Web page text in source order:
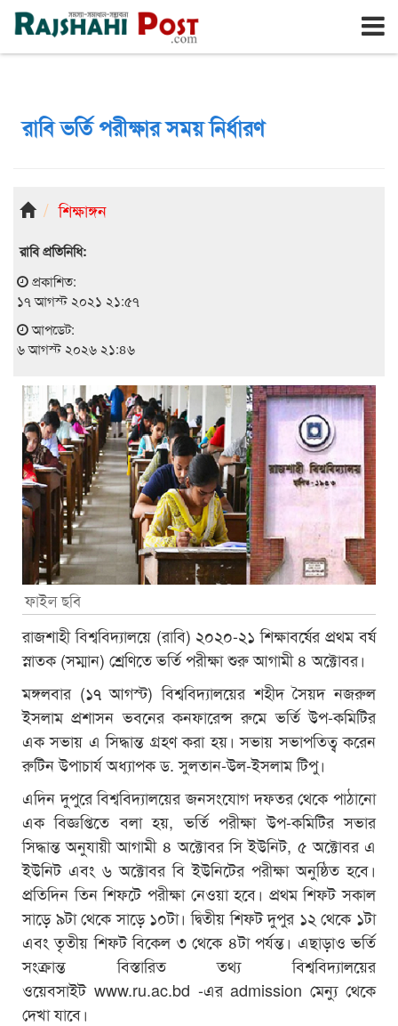
রাজশাহী বৃহঃস্পতিবার, ৬ই আগস্ট ২০২৬, ২৩শে শ্রাবণ ১৪৩৩
রাবি ভর্তি পরীক্ষার সময় নির্ধারণ
শিক্ষাঙ্গন
রাবি প্রতিনিধি:
প্রকাশিত:
১৭ আগস্ট ২০২১ ২১:৫৭
আপডেট:
৬ আগস্ট ২০২৬ ২১:৪৬
ফাইল ছবি
রাজশাহী বিশ্ববিদ্যালয়ে (রাবি) ২০২০-২১ শিক্ষাবর্ষের প্রথম বর্ষ
স্নাতক (সম্মান) শ্রেণিতে ভর্তি পরীক্ষা শুরু আগামী ৪ অক্টোবর।
মঙ্গলবার (১৭ আগস্ট) বিশ্ববিদ্যালয়ের শহীদ সৈয়দ নজরুল
ইসলাম প্রশাসন ভবনের কনফারেন্স রুমে ভর্তি উপ-কমিটির
এক সভায় এ সিদ্ধান্ত গ্রহণ করা হয়। সভায় সভাপতিত্ব করেন
রুটিন উপাচার্য অধ্যাপক ড. সুলতান-উল-ইসলাম টিপু।
এদিন দুপুরে বিশ্ববিদ্যালয়ের জনসংযোগ দফতর থেকে পাঠানো
এক বিজ্ঞপ্তিতে বলা হয়, ভর্তি পরীক্ষা উপ-কমিটির সভার
সিদ্ধান্ত অনুযায়ী আগামী ৪ অক্টোবর সি ইউনিট, ৫ অক্টোবর এ
ইউনিট এবং ৬ অক্টোবর বি ইউনিটের পরীক্ষা অনুষ্ঠিত হবে।
প্রতিদিন তিন শিফটে পরীক্ষা নেওয়া হবে। প্রথম শিফট সকাল
সাড়ে ৯টা থেকে সাড়ে ১০টা। দ্বিতীয় শিফট দুপুর ১২ থেকে ১টা
এবং তৃতীয় শিফট বিকেল ৩ থেকে ৪টা পর্যন্ত। এছাড়াও ভর্তি
সংক্রান্ত বিস্তারিত তথ্য বিশ্ববিদ্যালয়ের
ওয়েবসাইট www.ru.ac.bd -এর admission মেন্যু থেকে
দেখা যাবে।